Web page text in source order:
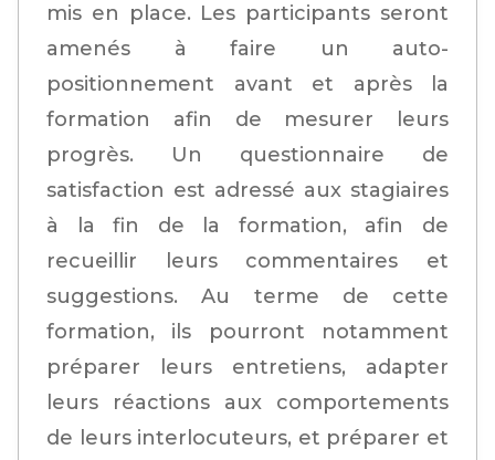
mis en place. Les participants seront
amenés à faire un auto-
positionnement avant et après la
formation afin de mesurer leurs
progrès. Un questionnaire de
satisfaction est adressé aux stagiaires
à la fin de la formation, afin de
recueillir leurs commentaires et
suggestions. Au terme de cette
formation, ils pourront notamment
préparer leurs entretiens, adapter
leurs réactions aux comportements
de leurs interlocuteurs, et préparer et